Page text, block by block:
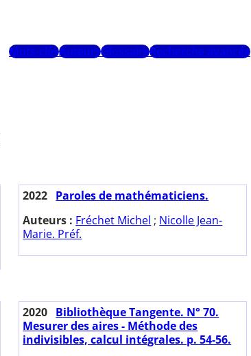
Mots-clésAuteursGlossaireRecherche avancée
2022 Paroles de mathématiciens.
Auteurs : Fréchet Michel ; Nicolle Jean-
Marie. Préf.
2020 Bibliothèque Tangente. N° 70.
Mesurer des aires - Méthode des
indivisibles, calcul intégrales. p. 54-56.